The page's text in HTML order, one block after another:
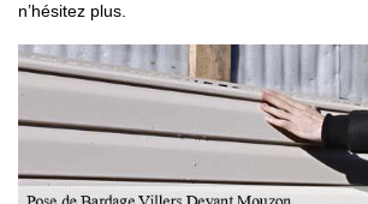
n’hésitez plus.